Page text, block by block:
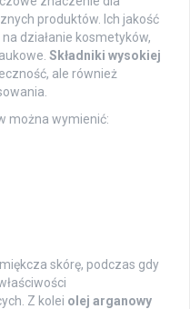
produktów. Ich jakość
działanie kosmetyków,
Składniki wysokiej
ale również
można wymienić:
skórę, podczas gdy
Z kolei olej arganowy